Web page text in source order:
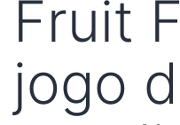
Fruit
jogo